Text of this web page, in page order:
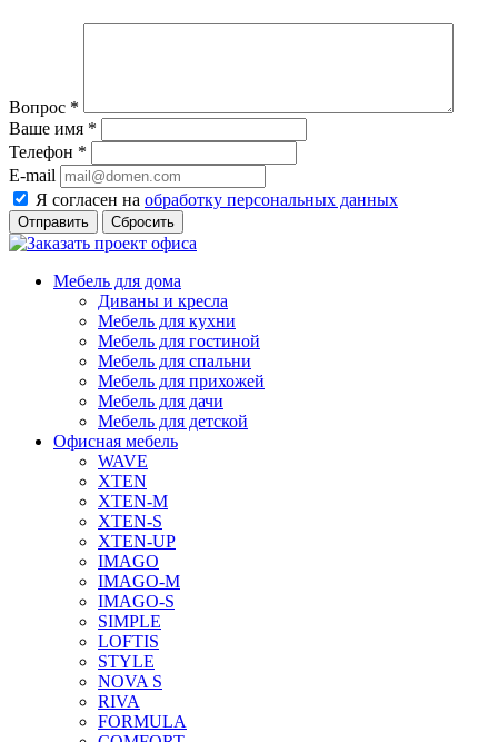
Вопрос *
Ваше имя *
Телефон *
E-mail
Я согласен на обработку персональных данных
Сбросить
Мебель для дома
Диваны и кресла
Мебель для кухни
Мебель для гостиной
Мебель для спальни
Мебель для прихожей
Мебель для дачи
Мебель для детской
Офисная мебель
WAVE
XTEN
XTEN-M
XTEN-S
XTEN-UP
IMAGO
IMAGO-M
IMAGO-S
SIMPLE
LOFTIS
STYLE
NOVA S
RIVA
FORMULA